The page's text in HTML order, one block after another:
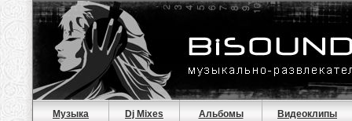
Музыка Dj Mixes Альбомы Видеоклипы